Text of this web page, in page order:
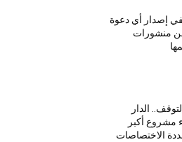
212” تنفي إصدار أي دعوة
منشورات
الدار
مشروع أكبر
الاختصاصات